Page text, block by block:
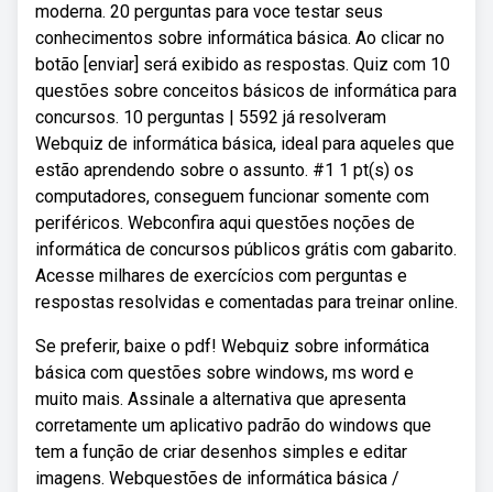
moderna. 20 perguntas para voce testar seus
conhecimentos sobre informática básica. Ao clicar no
botão [enviar] será exibido as respostas. Quiz com 10
questões sobre conceitos básicos de informática para
concursos. 10 perguntas | 5592 já resolveram
Webquiz de informática básica, ideal para aqueles que
estão aprendendo sobre o assunto. #1 1 pt(s) os
computadores, conseguem funcionar somente com
periféricos. Webconfira aqui questões noções de
informática de concursos públicos grátis com gabarito.
Acesse milhares de exercícios com perguntas e
respostas resolvidas e comentadas para treinar online.
Se preferir, baixe o pdf! Webquiz sobre informática
básica com questões sobre windows, ms word e
muito mais. Assinale a alternativa que apresenta
corretamente um aplicativo padrão do windows que
tem a função de criar desenhos simples e editar
imagens. Webquestões de informática básica /